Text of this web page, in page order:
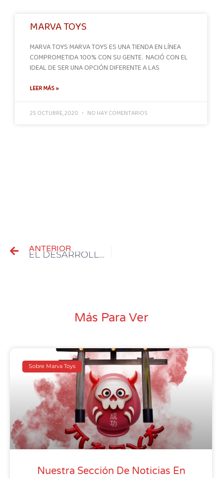
MARVA TOYS
MARVA TOYS MARVA TOYS ES UNA TIENDA EN LÍNEA
COMPROMETIDA 100% CON SU GENTE. NACIÓ CON EL
IDEAL DE SER UNA OPCIÓN DIFERENTE A LAS
LEER MÁS »
25 OCTUBRE, 2020 NO HAY COMENTARIOS
ANTERIOR
EL DESARROLLO WEB A LA MEDIDA DE COEXSIS
Más Para Ver
Sobre Marva Toys
Nuestra Sección De Noticias En